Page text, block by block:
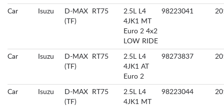
Car Isuzu
D-MAX
(TF)
RT75
2.5L L4
4JK1 MT
Euro 2 4x2
LOW RIDE
98223041
Car Isuzu
D-MAX
(TF)
RT75
2.5L L4
4JK1 AT
Euro 2
98273837
Car Isuzu
D-MAX
(TF)
RT75
2.5L L4
4JK1 MT
98223044